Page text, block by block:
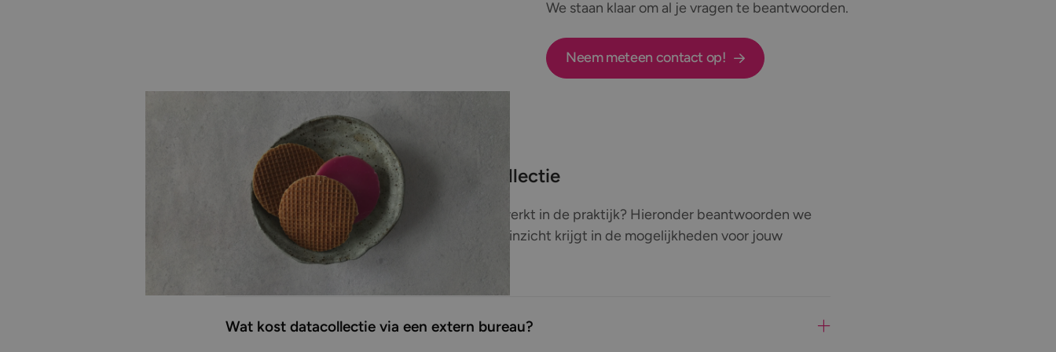
We staan klaar om al je vragen te beantwoorden.
Neem meteen contact op!
Veelgestelde vragen over datacollectie
Heb je vragen over datacollectie en hoe dit werkt in de praktijk? Hieronder beantwoorden we
de meest voorkomende vragen, zodat je snel inzicht krijgt in de mogelijkheden voor jouw
organisatie.
Wat kost datacollectie via een extern bureau?